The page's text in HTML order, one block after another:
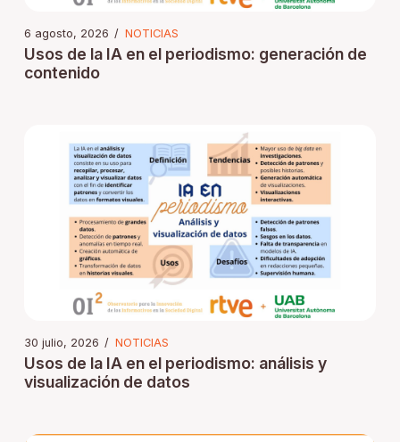
6 agosto, 2026 / NOTICIAS
Usos de la IA en el periodismo: generación de
contenido
30 julio, 2026 / NOTICIAS
Usos de la IA en el periodismo: análisis y
visualización de datos